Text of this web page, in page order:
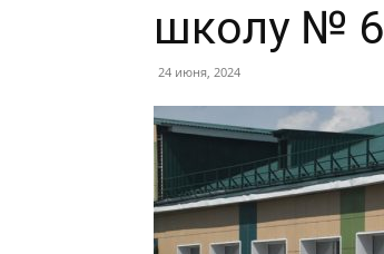
школу № 6
24 июня, 2024